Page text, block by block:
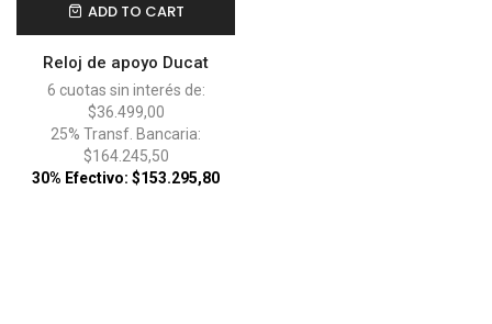
ADD TO CART
Reloj de apoyo Ducat
6 cuotas sin interés de:
$36.499,00
25% Transf. Bancaria:
$164.245,50
30% Efectivo: $153.295,80